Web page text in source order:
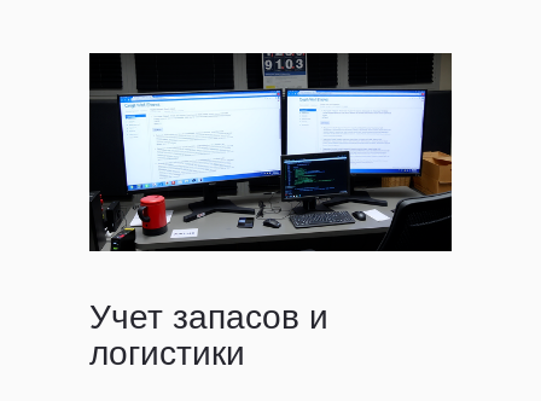
Учет запасов и
логистики